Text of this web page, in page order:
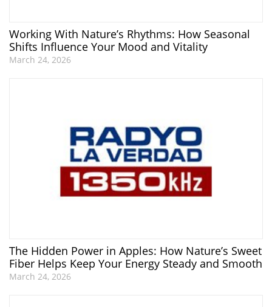
Working With Nature’s Rhythms: How Seasonal
Shifts Influence Your Mood and Vitality
March 24, 2026
The Hidden Power in Apples: How Nature’s Sweet
Fiber Helps Keep Your Energy Steady and Smooth
March 24, 2026